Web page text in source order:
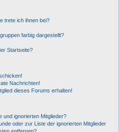
trete ich ihnen bei?
farbig dargestellt?
Startseite?
Nachrichten!
dieses Forums erhalten!
und ignorierten Mitglieder?
oder zur Liste der ignorierten Mitglieder